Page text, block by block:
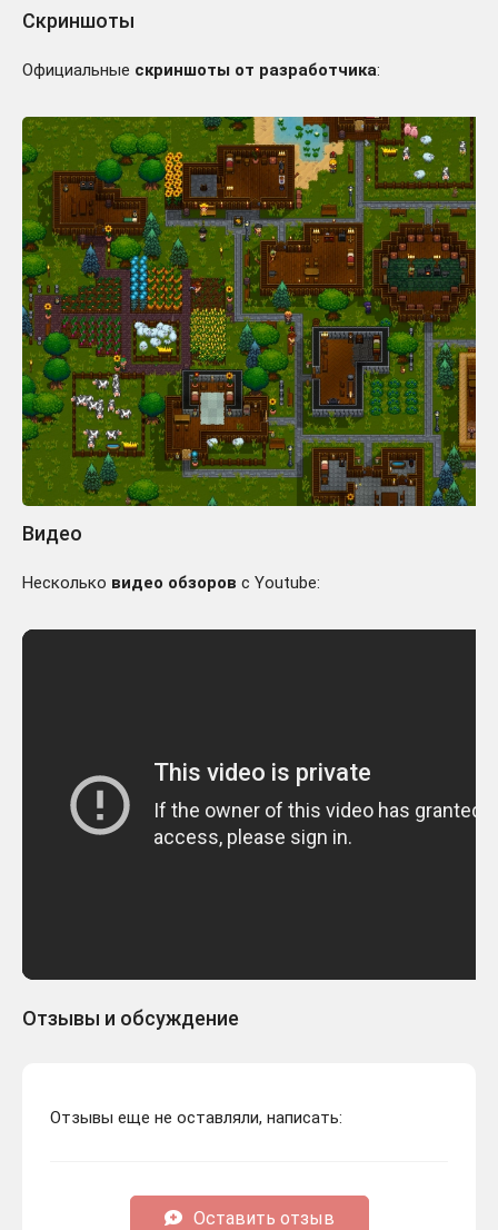
Скриншоты
Официальные скриншоты от разработчика:
Видео
Несколько видео обзоров с Youtube:
Отзывы и обсуждение
Отзывы еще не оставляли, написать:
Оставить отзыв